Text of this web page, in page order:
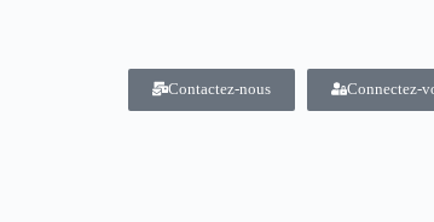
Contactez-nous Connectez-